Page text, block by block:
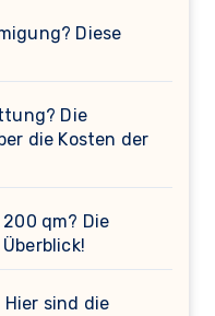
Diese
Die
die Kosten der
qm? Die
Hier sind die